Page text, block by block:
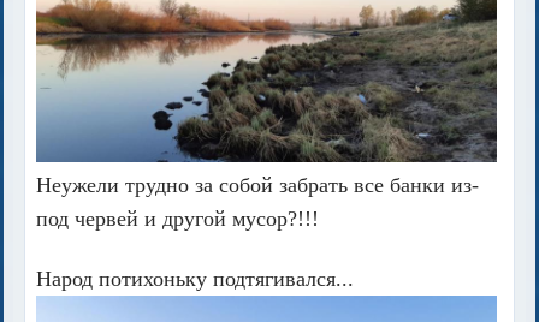
Неужели трудно за собой забрать все банки из-
под червей и другой мусор?!!!
Народ потихоньку подтягивался...